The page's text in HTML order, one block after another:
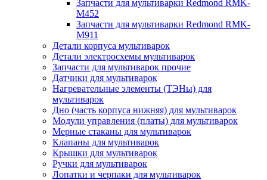
Запчасти для мультиварки Redmond RMK-
M452
Запчасти для мультиварки Redmond RMK-
M911
Детали корпуса мультиварок
Детали электросхемы мультиварок
Запчасти для мультиварок прочие
Датчики для мультиварок
Нагревательные элементы (ТЭНы) для
мультиварок
Дно (часть корпуса нижняя) для мультиварок
Модули управления (платы) для мультиварок
Мерные стаканы для мультиварок
Клапаны для мультиварок
Крышки для мультиварок
Ручки для мультиварок
Лопатки и черпаки для мультиварок